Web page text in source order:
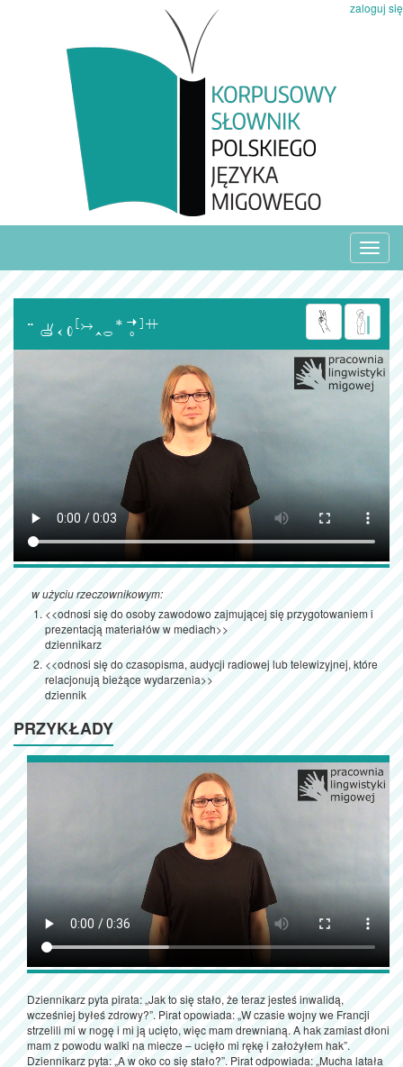
zaloguj się

w użyciu rzeczownikowym:
<<odnosi się do osoby zawodowo zajmującej się przygotowaniem i
prezentacją materiałów w mediach>>
dziennikarz
<<odnosi się do czasopisma, audycji radiowej lub telewizyjnej, które
relacjonują bieżące wydarzenia>>
dziennik
PRZYKŁADY
Dziennikarz pyta pirata: „Jak to się stało, że teraz jesteś inwalidą,
wcześniej byłeś zdrowy?”. Pirat opowiada: „W czasie wojny we Francji
strzelili mi w nogę i mi ją ucięto, więc mam drewnianą. A hak zamiast dłoni
mam z powodu walki na miecze – ucięło mi rękę i założyłem hak”.
Dziennikarz pyta: „A w oko co się stało?”. Pirat odpowiada: „Mucha latała